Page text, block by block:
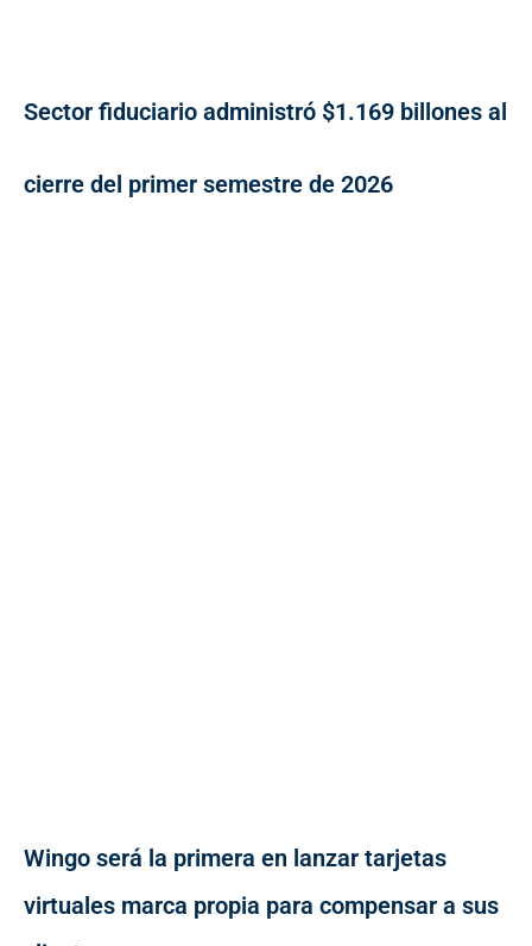
Sector fiduciario administró $1.169 billones al
cierre del primer semestre de 2026
Wingo será la primera en lanzar tarjetas
virtuales marca propia para compensar a sus